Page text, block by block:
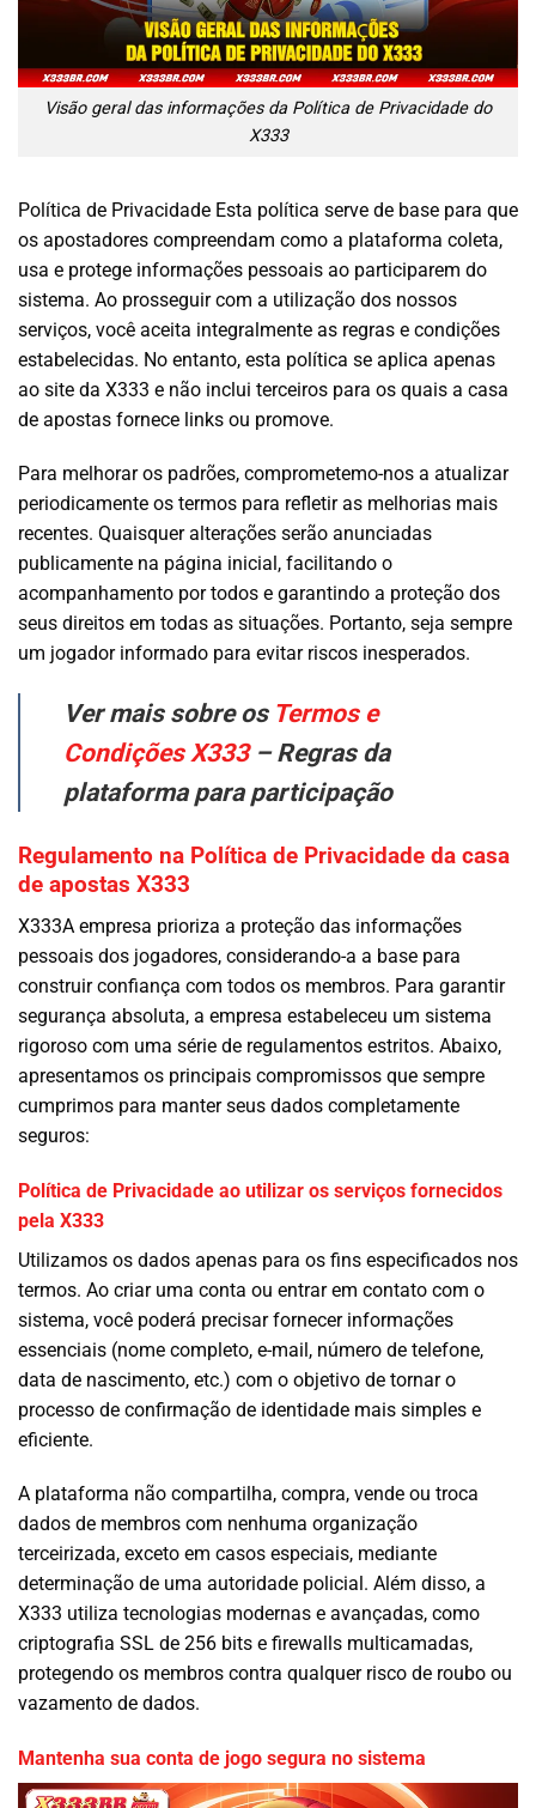
Visão geral das informações da Política de Privacidade do
X333
Política de Privacidade Esta política serve de base para que
os apostadores compreendam como a plataforma coleta,
usa e protege informações pessoais ao participarem do
sistema. Ao prosseguir com a utilização dos nossos
serviços, você aceita integralmente as regras e condições
estabelecidas. No entanto, esta política se aplica apenas
ao site da X333 e não inclui terceiros para os quais a casa
de apostas fornece links ou promove.
Para melhorar os padrões, comprometemo-nos a atualizar
periodicamente os termos para refletir as melhorias mais
recentes. Quaisquer alterações serão anunciadas
publicamente na página inicial, facilitando o
acompanhamento por todos e garantindo a proteção dos
seus direitos em todas as situações. Portanto, seja sempre
um jogador informado para evitar riscos inesperados.
Ver mais sobre os Termos e
Condições X333– Regras da
plataforma para participação
Regulamento na Política de Privacidade da casa
de apostas X333
X333A empresa prioriza a proteção das informações
pessoais dos jogadores, considerando-a a base para
construir confiança com todos os membros. Para garantir
segurança absoluta, a empresa estabeleceu um sistema
rigoroso com uma série de regulamentos estritos. Abaixo,
apresentamos os principais compromissos que sempre
cumprimos para manter seus dados completamente
seguros:
Política de Privacidade ao utilizar os serviços fornecidos
pela X333
Utilizamos os dados apenas para os fins especificados nos
termos. Ao criar uma conta ou entrar em contato com o
sistema, você poderá precisar fornecer informações
essenciais (nome completo, e-mail, número de telefone,
data de nascimento, etc.) com o objetivo de tornar o
processo de confirmação de identidade mais simples e
eficiente.
A plataforma não compartilha, compra, vende ou troca
dados de membros com nenhuma organização
terceirizada, exceto em casos especiais, mediante
determinação de uma autoridade policial. Além disso, a
X333 utiliza tecnologias modernas e avançadas, como
criptografia SSL de 256 bits e firewalls multicamadas,
protegendo os membros contra qualquer risco de roubo ou
vazamento de dados.
Mantenha sua conta de jogo segura no sistema